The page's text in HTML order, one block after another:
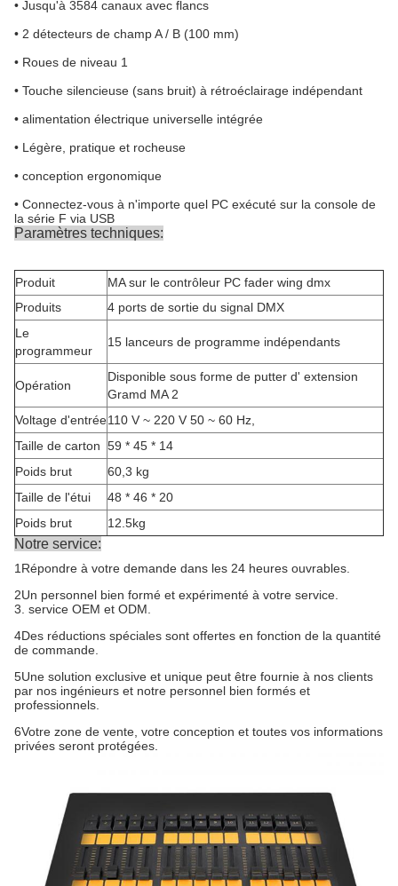
• Jusqu'à 3584 canaux avec flancs
• 2 détecteurs de champ A / B (100 mm)
• Roues de niveau 1
• Touche silencieuse (sans bruit) à rétroéclairage indépendant
• alimentation électrique universelle intégrée
• Légère, pratique et rocheuse
• conception ergonomique
• Connectez-vous à n'importe quel PC exécuté sur la console de
la série F via USB
Paramètres techniques:
Produit
MA sur le contrôleur PC fader wing dmx
Produits
4 ports de sortie du signal DMX
Le
programmeur
15 lanceurs de programme indépendants
Opération
Disponible sous forme de putter d' extension
Gramd MA 2
Voltage d'entrée110 V ~ 220 V 50 ~ 60 Hz,
Taille de carton 59 * 45 * 14
Poids brut
60,3 kg
Taille de l'étui
48 * 46 * 20
Poids brut
12.5kg
Notre service:
1Répondre à votre demande dans les 24 heures ouvrables.
2Un personnel bien formé et expérimenté à votre service.
3. service OEM et ODM.
4Des réductions spéciales sont offertes en fonction de la quantité
de commande.
5Une solution exclusive et unique peut être fournie à nos clients
par nos ingénieurs et notre personnel bien formés et
professionnels.
6Votre zone de vente, votre conception et toutes vos informations
privées seront protégées.